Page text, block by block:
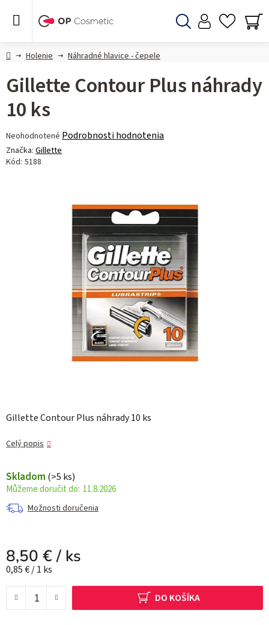
DomovHolenie Náhradné hlavice - čepele
Gillette Contour Plus náhrady 10 ks
Celý popis
Skladom (>5 ks)
11.8.2026
Možnosti doručenia
8,50 €/ ks
Jednotková cena:
0,85 € / 1 ks
DO KOŠÍKA
Gillette Contour Plus náhrady
10 ks
Priemerné
hodnotenie
produktu
Neohodnotené Podrobnosti hodnotenia
Značka: Gillette
Kód: 5188